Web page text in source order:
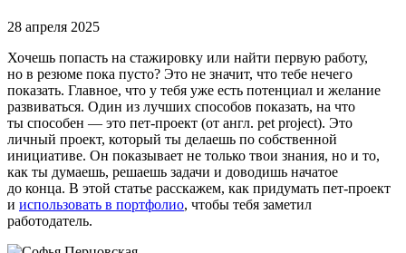
28 апреля 2025
Хочешь попасть на стажировку или найти первую работу,
но в резюме пока пусто? Это не значит, что тебе нечего
показать. Главное, что у тебя уже есть потенциал и желание
развиваться. Один из лучших способов показать, на что
ты способен — это пет-проект (от англ. pet project). Это
личный проект, который ты делаешь по собственной
инициативе. Он показывает не только твои знания, но и то,
как ты думаешь, решаешь задачи и доводишь начатое
до конца. В этой статье расскажем, как придумать пет-проект
и использовать в портфолио, чтобы тебя заметил
работодатель.